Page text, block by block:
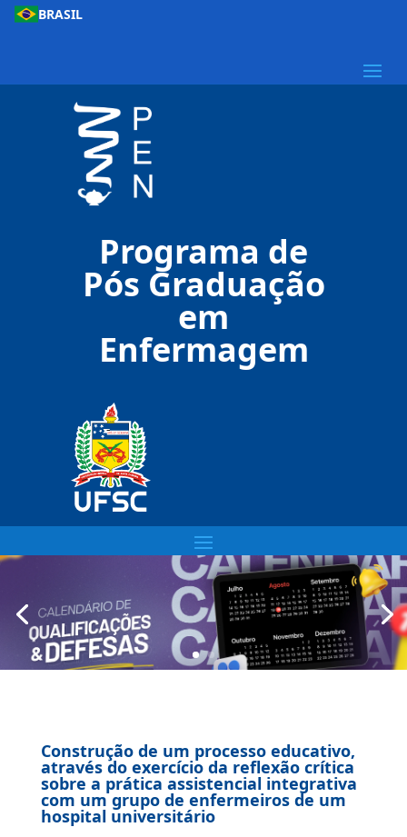
BRASIL
Programa de
Pós Graduação
em
Enfermagem
Construção de um processo educativo,
através do exercício da reflexão crítica
sobre a prática assistencial integrativa
com um grupo de enfermeiros de um
hospital universitário